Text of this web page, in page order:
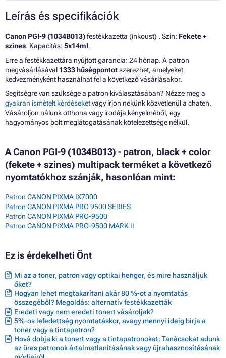
Leírás és specifikációk
Canon PGI-9 (1034B013)festékkazetta (inkoust) . Szín: Fekete +
színes. Kapacitás: 5x14ml.
Erre a festékkazettára nyújtott garancia: 24 hónap. A patron
megvásárlásával 1333 hűségpontotszerezhet, amelyeket
kedvezményként használhat fel a következő vásárlásakor.
Segítségre van szüksége a patron kiválasztásában? Nézze meg a
gyakran ismételt kérdéseketvagy írjon nekünk közvetlenül a chaten.
Vásároljon nálunk otthona vagy irodája kényelméből, egy
hagyományos bolt meglátogatásának kötelezettsége nélkül.
A Canon PGI-9 (1034B013) - patron, black + color
(fekete + színes) multipack terméket a következő
nyomtatókhoz szánják, hasonlóan mint:
Patron CANON PIXMA IX7000
Patron CANON PIXMA PRO 9500 SERIES
Patron CANON PIXMA PRO-9500
Patron CANON PIXMA PRO-9500 MARK II
Ez is érdekelheti Önt
Mi az a toner, patron vagy optikai henger, és mire használjuk
őket?
Hogyan lehet megtakarítani akár 80 %-ot a nyomtatás
összegéből? Megoldás: alternatív festékkazetták
Eredeti vagy nem eredeti tonert vásároljak?
5%-os lefedettség nyomtatáskor, avagy mennyi ideig bírja a
toner vagy a tintapatron?
Hová dobja ki a tonert vagy a tintapatronokat: Tanácsokat adunk
az üres patronok ártalmatlanításának vagy újrahasznosításának